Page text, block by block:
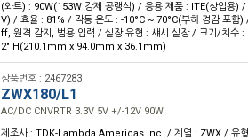
(와트) : 90W(153W 강제 공랭식) / 응용 제품 : ITE(상업용)
V) / 효율 : 81% / 작동 온도 : -10°C ~ 70°C(부하 경감 포함
ff, 원격 감지, 범용 입력 / 실장 유형 : 섀시 실장 / 크기/치수
2" H(210.1mm x 94.0mm x 36.1mm)
상품번호 : 2467283
ZWX180/L1
AC/DC CNVRTR 3.3V 5V +/-12V 90W
제조사 : TDK-Lambda Americas Inc. / 계열 : ZWX / 유형